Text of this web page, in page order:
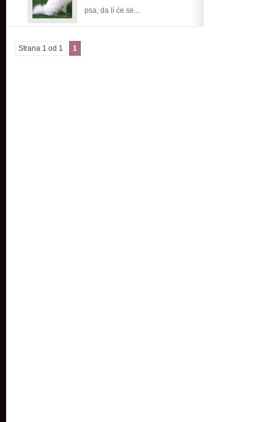
psa, da li će se...
Strana 1 od 1 1